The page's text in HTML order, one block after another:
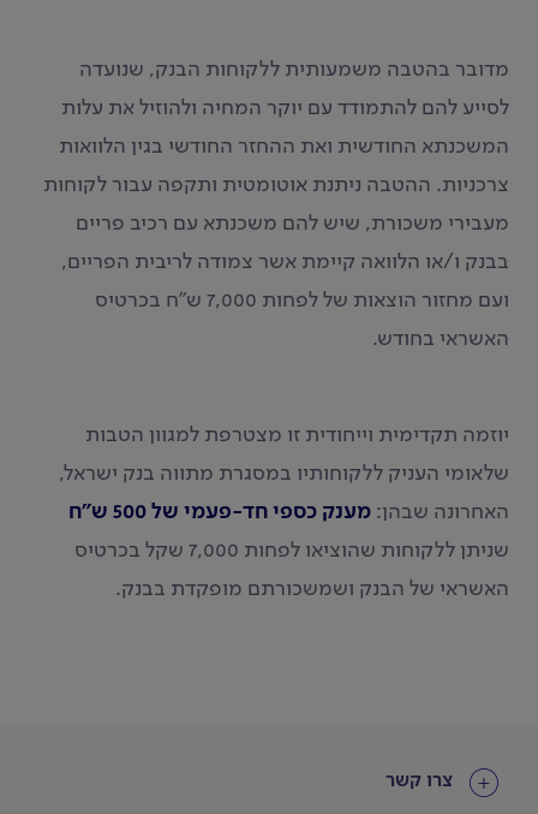
מדובר בהטבה משמעותית ללקוחות הבנק, שנועדה
לסייע להם להתמודד עם יוקר המחיה ולהוזיל את עלות
המשכנתא החודשית ואת ההחזר החודשי בגין הלוואות
צרכניות. ההטבה ניתנת אוטומטית ותקפה עבור לקוחות
מעבירי משכורת, שיש להם משכנתא עם רכיב פריים
בבנק ו/או הלוואה קיימת אשר צמודה לריבית הפריים,
ועם מחזור הוצאות של לפחות 7,000 ש"ח בכרטיס
האשראי בחודש.
יוזמה תקדימית וייחודית זו מצטרפת למגוון הטבות
שלאומי העניק ללקוחותיו במסגרת מתווה בנק ישראל,
האחרונה שבהן: מענק כספי חד-פעמי של 500 ש"ח
שניתן ללקוחות שהוציאו לפחות 7,000 שקל בכרטיס
האשראי של הבנק ושמשכורתם מופקדת בבנק.
צרו קשר